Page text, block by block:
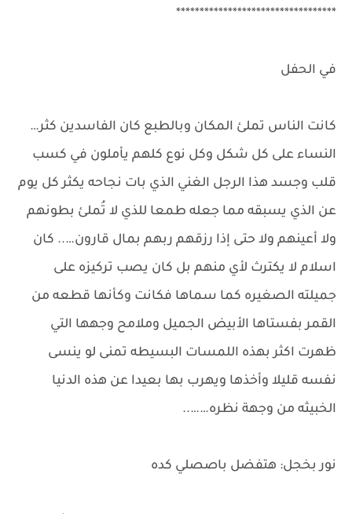
**********************************
في الحفل
كانت الناس تملئ المكان وبالطبع كان الفاسدين كثر…
النساء على كل شكل وكل نوع كلهم يأملون في كسب
قلب وجسد هذا الرجل الغني الذي بات نجاحه يكثر كل يوم
عن الذي يسبقه مما جعله طمعا للذي لا تُملئ بطونهم
ولا أعينهم ولا حتى إذا رزقهم ربهم بمال قارون….. كان
اسلام لا يكترث لأي منهم بل كان يصب تركيزه على
جميلته الصغيره كما سماها فكانت وكأنها قطعه من
القمر بفستاها الأبيض الجميل وملامح وجهها التي
ظهرت اكثر بهذه اللمسات البسيطه تمنى لو ينسى
نفسه قليلا وأخذها ويهرب بها بعيدا عن هذه الدنيا
الخبيثه من وجهة نظره……..
نور بخجل: هتفضل باصصلي كده